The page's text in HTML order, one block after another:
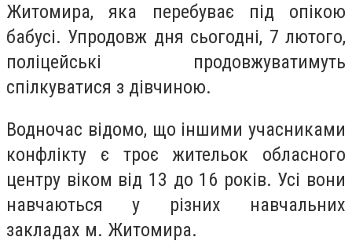
Житомира, яка перебуває під опікою
бабусі. Упродовж дня сьогодні, 7 лютого,
поліцейські продовжуватимуть
спілкуватися з дівчиною.
Водночас відомо, що іншими учасниками
конфлікту є троє жительок обласного
центру віком від 13 до 16 років. Усі вони
навчаються у різних навчальних
закладах м. Житомира.